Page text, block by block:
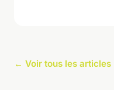
← Voir tous les articles